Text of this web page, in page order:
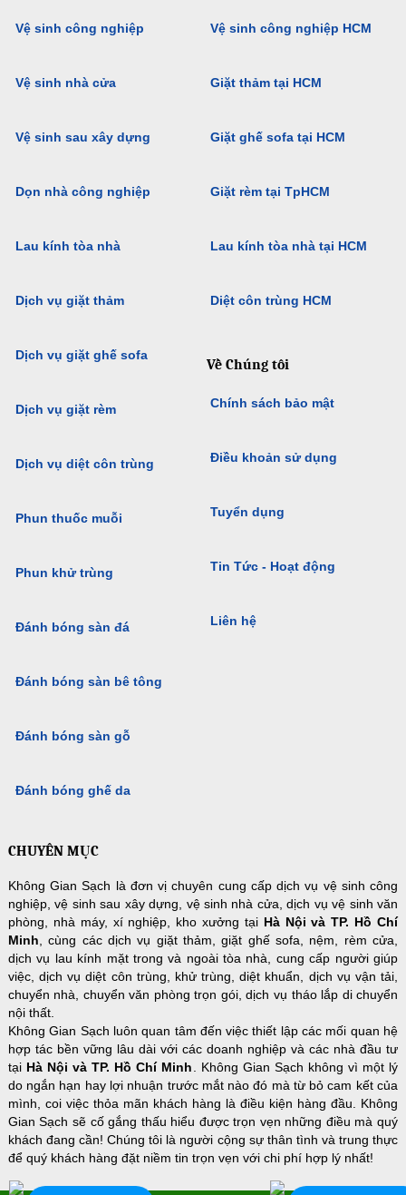
Vệ sinh công nghiệp
Vệ sinh nhà cửa
Vệ sinh sau xây dựng
Dọn nhà công nghiệp
Lau kính tòa nhà
Dịch vụ giặt thảm
Dịch vụ giặt ghế sofa
Dịch vụ giặt rèm
Dịch vụ diệt côn trùng
Phun thuốc muỗi
Phun khử trùng
Đánh bóng sàn đá
Đánh bóng sàn bê tông
Đánh bóng sàn gỗ
Đánh bóng ghế da
Vệ sinh công nghiệp HCM
Giặt thảm tại HCM
Giặt ghế sofa tại HCM
Giặt rèm tại TpHCM
Lau kính tòa nhà tại HCM
Diệt côn trùng HCM
Về Chúng tôi
Chính sách bảo mật
Điều khoản sử dụng
Tuyển dụng
Tin Tức - Hoạt động
Liên hệ
CHUYÊN MỤC
Không Gian Sạch là đơn vị chuyên cung cấp dịch vụ vệ sinh công
nghiệp, vệ sinh sau xây dựng, vệ sinh nhà cửa, dịch vụ vệ sinh văn
phòng, nhà máy, xí nghiệp, kho xưởng tại Hà Nội và TP. Hồ Chí
Minh , cùng các dịch vụ giặt thảm, giặt ghế sofa, nệm, rèm cửa,
dịch vụ lau kính mặt trong và ngoài tòa nhà, cung cấp người giúp
việc, dịch vụ diệt côn trùng, khử trùng, diệt khuẩn, dịch vụ vận tải,
chuyển nhà, chuyển văn phòng trọn gói, dịch vụ tháo lắp di chuyển
nội thất.
Không Gian Sạch luôn quan tâm đến việc thiết lập các mối quan hệ
hợp tác bền vững lâu dài với các doanh nghiệp và các nhà đầu tư
tại Hà Nội và TP. Hồ Chí Minh . Không Gian Sạch không vì một lý
do ngắn hạn hay lợi nhuận trước mắt nào đó mà từ bỏ cam kết của
mình, coi việc thỏa mãn khách hàng là điều kiện hàng đầu. Không
Gian Sạch sẽ cố gắng thấu hiểu được trọn vẹn những điều mà quý
khách đang cần! Chúng tôi là người cộng sự thân tình và trung thực
để quý khách hàng đặt niềm tin trọn vẹn với chi phí hợp lý nhất!